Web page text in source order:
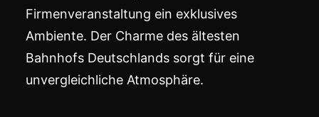
Firmenveranstaltung ein exklusives
Ambiente. Der Charme des ältesten
Bahnhofs Deutschlands sorgt für eine
unvergleichliche Atmosphäre.